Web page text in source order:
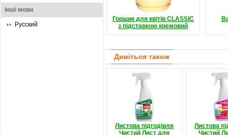
Інші мови
Русский
Горщик для квітів CLASSIC
з підставкою кремовий
Дивіться також
Листова підгодівля
Чистий Лист для
Листова
Чистий